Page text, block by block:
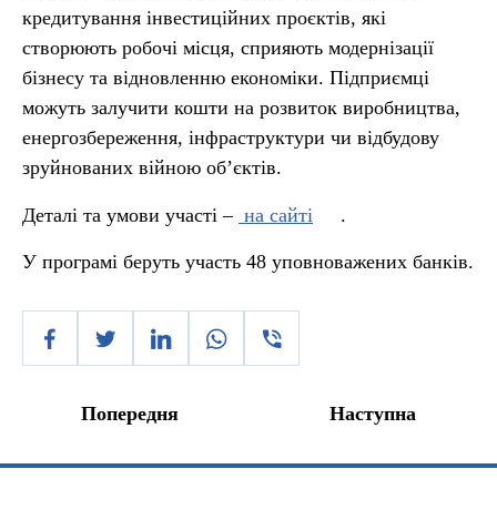
кредитування інвестиційних проєктів, які
створюють робочі місця, сприяють модернізації
бізнесу та відновленню економіки. Підприємці
можуть залучити кошти на розвиток виробництва,
енергозбереження, інфраструктури чи відбудову
зруйнованих війною об’єктів.
Деталі та умови участі – на сайті .
У програмі беруть участь 48 уповноважених банків.
Попередня Наступна